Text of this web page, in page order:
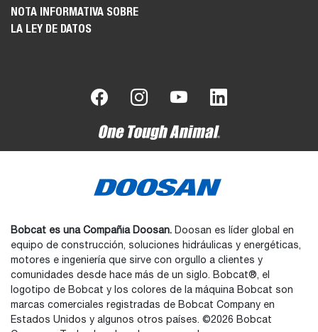
NOTA INFORMATIVA SOBRE
LA LEY DE DATOS
Bobcat es una Compañía Doosan. Doosan es líder global en
equipo de construcción, soluciones hidráulicas y energéticas,
motores e ingeniería que sirve con orgullo a clientes y
comunidades desde hace más de un siglo. Bobcat®, el
logotipo de Bobcat y los colores de la máquina Bobcat son
marcas comerciales registradas de Bobcat Company en
Estados Unidos y algunos otros países. ©2026 Bobcat